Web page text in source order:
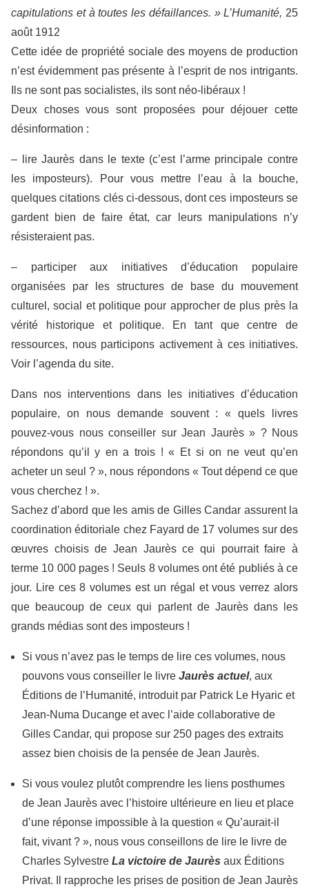
capitulations et à toutes les défaillances. »L’Humanité, 25
août 1912
Cette idée de propriété sociale des moyens de production
n’est évidemment pas présente à l’esprit de nos intrigants.
Ils ne sont pas socialistes, ils sont néo-libéraux !
Deux choses vous sont proposées pour déjouer cette
désinformation :
– lire Jaurès dans le texte (c’est l’arme principale contre
les imposteurs). Pour vous mettre l’eau à la bouche,
quelques citations clés ci-dessous, dont ces imposteurs se
gardent bien de faire état, car leurs manipulations n’y
résisteraient pas.
– participer aux initiatives d’éducation populaire
organisées par les structures de base du mouvement
culturel, social et politique pour approcher de plus près la
vérité historique et politique. En tant que centre de
ressources, nous participons activement à ces initiatives.
Voir l’agenda du site.
Dans nos interventions dans les initiatives d’éducation
populaire, on nous demande souvent : « quels livres
pouvez-vous nous conseiller sur Jean Jaurès » ? Nous
répondons qu’il y en a trois ! « Et si on ne veut qu’en
acheter un seul ? », nous répondons « Tout dépend ce que
vous cherchez ! ».
Sachez d’abord que les amis de Gilles Candar assurent la
coordination éditoriale chez Fayard de 17 volumes sur des
œuvres choisis de Jean Jaurès ce qui pourrait faire à
terme 10 000 pages ! Seuls 8 volumes ont été publiés à ce
jour. Lire ces 8 volumes est un régal et vous verrez alors
que beaucoup de ceux qui parlent de Jaurès dans les
grands médias sont des imposteurs !
Si vous n’avez pas le temps de lire ces volumes, nous
pouvons vous conseiller le livre Jaurès actuel, aux
Éditions de l’Humanité, introduit par Patrick Le Hyaric et
Jean-Numa Ducange et avec l’aide collaborative de
Gilles Candar, qui propose sur 250 pages des extraits
assez bien choisis de la pensée de Jean Jaurès.
Si vous voulez plutôt comprendre les liens posthumes
de Jean Jaurès avec l’histoire ultérieure en lieu et place
d’une réponse impossible à la question « Qu’aurait-il
fait, vivant ? », nous vous conseillons de lire le livre de
Charles Sylvestre La victoire de Jaurès aux Éditions
Privat. Il rapproche les prises de position de Jean Jaurès